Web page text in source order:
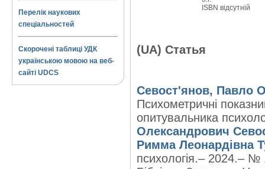
Перелік наукових
спеціальностей
Скорочені таблиці УДК
українською мовою на веб-
сайті UDCS
ISBN відсутній
(UA) Статья
Севост'янов, Павло
Психометричні
опитувальника
Олександрович
Римма Леонардівна
психологія.– 2024.–